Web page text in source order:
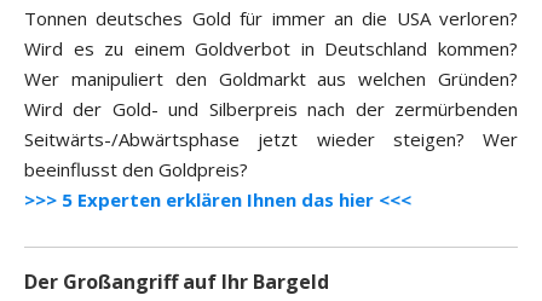
Tonnen deutsches Gold für immer an die USA verloren?
Wird es zu einem Goldverbot in Deutschland kommen?
Wer manipuliert den Goldmarkt aus welchen Gründen?
Wird der Gold- und Silberpreis nach der zermürbenden
Seitwärts-/Abwärtsphase jetzt wieder steigen? Wer
beeinflusst den Goldpreis?
>>> 5 Experten erklären Ihnen das hier <<<
Der Großangriff auf Ihr Bargeld